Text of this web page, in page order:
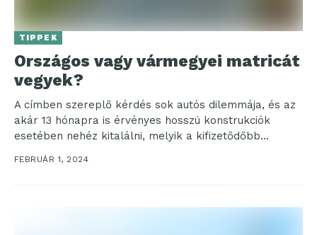
TIPPEK
Országos vagy vármegyei matricát
vegyek?
A címben szereplő kérdés sok autós dilemmája, és az
akár 13 hónapra is érvényes hosszú konstrukciók
esetében nehéz kitalálni, melyik a kifizetődőbb
megoldás....
FEBRUÁR 1, 2024